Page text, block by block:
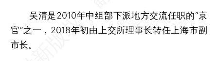
吴清是2010年中组部下派地方交流任职的“京
官”之一，2018年初由上交所理事长转任上海市副
市长。